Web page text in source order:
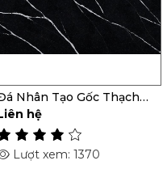
Nhân Tạo Gốc Thạch
Et Marquina
hệ
Lượt xem: 1370